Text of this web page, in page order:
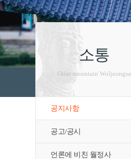
소통
Odae mountain Woljeongsa
공지사항
공고/공시
언론에 비친 월정사